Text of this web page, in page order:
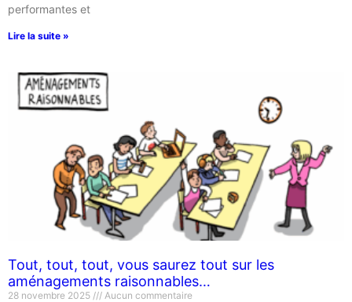
performantes et
Lire la suite »
Tout, tout, tout, vous saurez tout sur les
aménagements raisonnables…
28 novembre 2025 Aucun commentaire